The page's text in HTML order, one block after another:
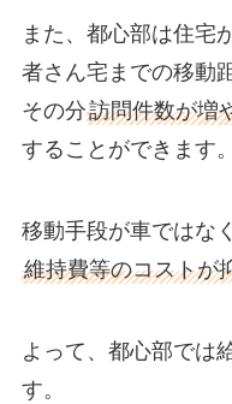
また、都心部は住宅
者さん宅までの移動
その分訪問件数が増
することができます。
移動手段が車ではな
維持費等のコストが
よって、都心部では
す。